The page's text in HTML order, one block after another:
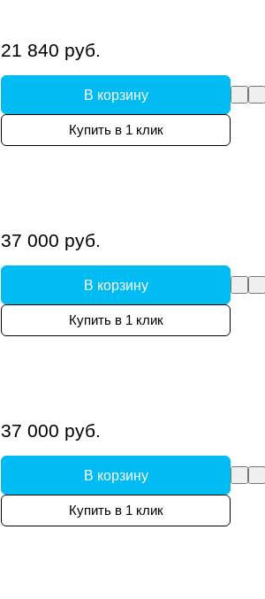
21 840 руб.
В корзину
Купить в 1 клик
37 000 руб.
В корзину
Купить в 1 клик
37 000 руб.
В корзину
Купить в 1 клик